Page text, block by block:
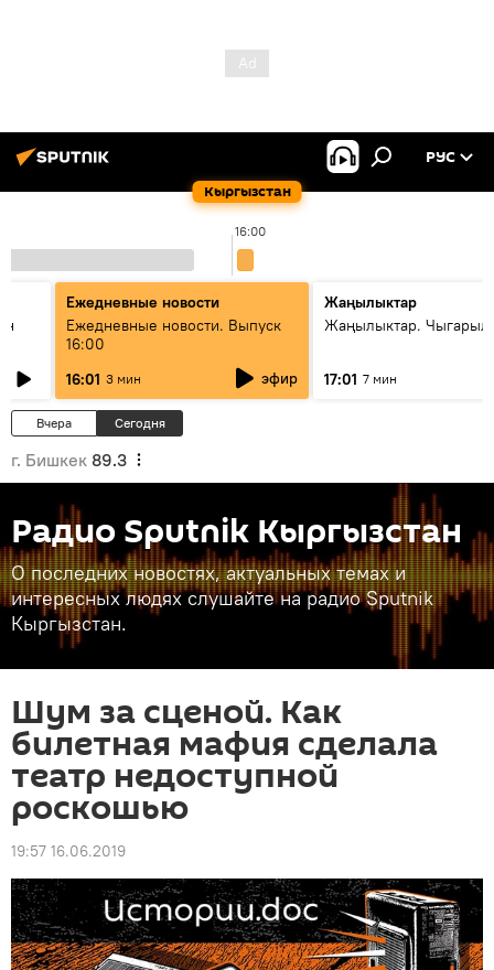
Кыргызстан
РУС
16:00
Ежедневные новости
Ежедневные новости. Выпуск
16:00
16:01 3 мин эфир
Жаңылыктар
Жаңылыктар.
17:01 7 мин
Вчера Сегодня
г. Бишкек 89.3
Радио Sputnik Кыргызстан
О последних новостях, актуальных темах и
интересных людях слушайте на радио Sputnik
Кыргызстан.
Шум за сценой. Как
билетная мафия сделала
театр недоступной
роскошью
19:57 16.06.2019